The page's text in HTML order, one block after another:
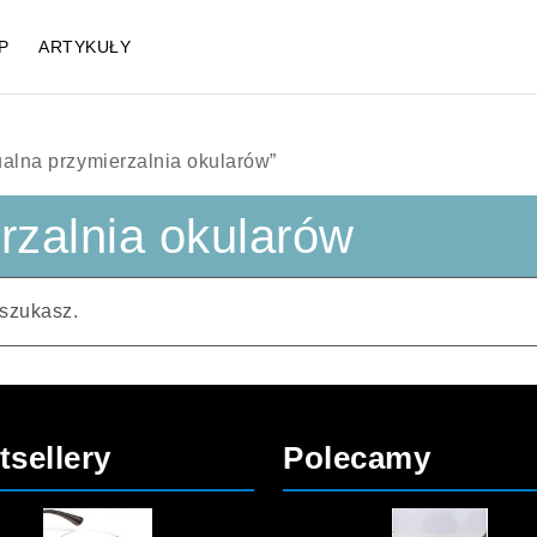
ARTYKUŁY
przymierzalnia okularów”
okularów
Polecamy